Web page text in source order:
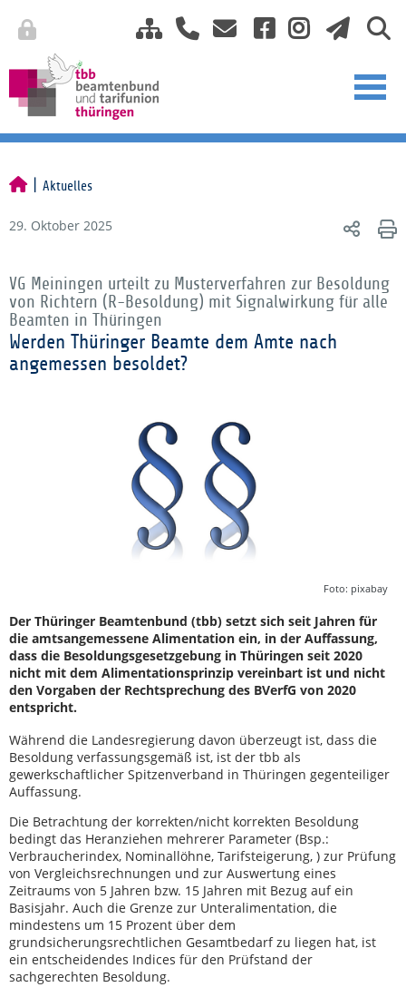
Aktuelles
29. Oktober 2025
VG Meiningen urteilt zu Musterverfahren zur Besoldung
von Richtern (R-Besoldung) mit Signalwirkung für alle
Beamten in Thüringen
Werden Thüringer Beamte dem Amte nach
angemessen besoldet?
Foto: pixabay
Der Thüringer Beamtenbund (tbb) setzt sich seit Jahren für
die amtsangemessene Alimentation ein, in der Auffassung,
dass die Besoldungsgesetzgebung in Thüringen seit 2020
nicht mit dem Alimentationsprinzip vereinbart ist und nicht
den Vorgaben der Rechtsprechung des BVerfG von 2020
entspricht.
Während die Landesregierung davon überzeugt ist, dass die
Besoldung verfassungsgemäß ist, ist der tbb als
gewerkschaftlicher Spitzenverband in Thüringen gegenteiliger
Auffassung.
Die Betrachtung der korrekten/nicht korrekten Besoldung
bedingt das Heranziehen mehrerer Parameter (Bsp.:
Verbraucherindex, Nominallöhne, Tarifsteigerung, ) zur Prüfung
von Vergleichsrechnungen und zur Auswertung eines
Zeitraums von 5 Jahren bzw. 15 Jahren mit Bezug auf ein
Basisjahr. Auch die Grenze zur Unteralimentation, die
mindestens um 15 Prozent über dem
grundsicherungsrechtlichen Gesamtbedarf zu liegen hat, ist
ein entscheidendes Indices für den Prüfstand der
sachgerechten Besoldung.